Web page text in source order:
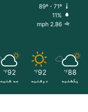
89º - 71º
11%
2.86 mph
88
℉
یکشنبه
92
℉
دوشنبه
92
℉
سه شنبه